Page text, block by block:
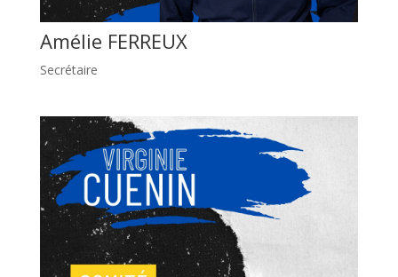
Amélie FERREUX
Secrétaire